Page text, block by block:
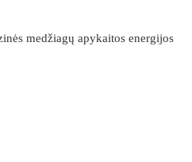
medžiagų apykaitos energijos